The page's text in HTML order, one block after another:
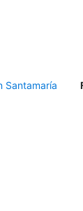
Santamaría